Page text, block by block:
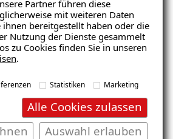
Partner führen diese
mit weiteren Daten
ihnen bereitgestellt haben oder die
Nutzung der Dienste gesammelt
zu Cookies finden Sie in unseren
.
Statistiken Marketing
Alle Cookies zulassen
Auswahl erlauben
Garage/Boden
auf unser Team